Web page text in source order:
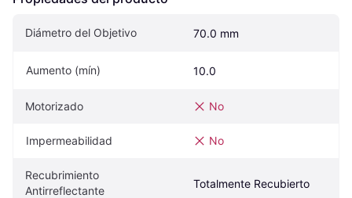
Diámetro del Objetivo 70.0 mm
Aumento (mín) 10.0
Motorizado No
Impermeabilidad No
Recubrimiento
Antirreflectante
Totalmente Recubierto